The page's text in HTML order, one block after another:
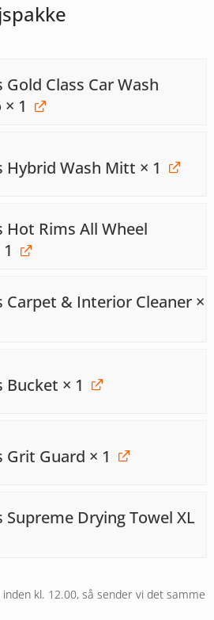
Gold Class Car Wash
× 1
Hybrid Wash Mitt × 1
Hot Rims All Wheel
Carpet & Interior Cleaner×
Bucket × 1
Grit Guard × 1
Supreme Drying Towel XL
inden kl. 12.00, så sender vi det samme